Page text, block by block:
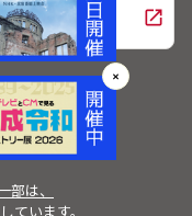
LINE open_in_new
は、
ています。
✕